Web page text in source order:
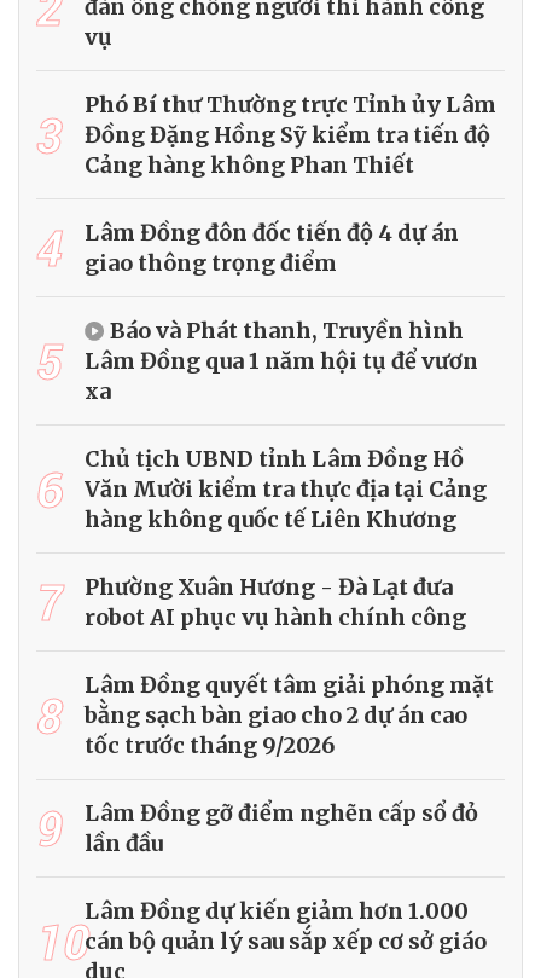
đàn ông chống người thi hành công
vụ
3
Phó Bí thư Thường trực Tỉnh ủy Lâm
Đồng Đặng Hồng Sỹ kiểm tra tiến độ
Cảng hàng không Phan Thiết
4
Lâm Đồng đôn đốc tiến độ 4 dự án
giao thông trọng điểm
5
Báo và Phát thanh, Truyền hình
Lâm Đồng qua 1 năm hội tụ để vươn
xa
6
Chủ tịch UBND tỉnh Lâm Đồng Hồ
Văn Mười kiểm tra thực địa tại Cảng
hàng không quốc tế Liên Khương
7
Phường Xuân Hương - Đà Lạt đưa
robot AI phục vụ hành chính công
8
Lâm Đồng quyết tâm giải phóng mặt
bằng sạch bàn giao cho 2 dự án cao
tốc trước tháng 9/2026
9
Lâm Đồng gỡ điểm nghẽn cấp sổ đỏ
lần đầu
10Lâm Đồng dự kiến giảm hơn 1.000
cán bộ quản lý sau sắp xếp cơ sở giáo
dục